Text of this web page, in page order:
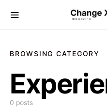
BROWSING CATEGORY
0 posts